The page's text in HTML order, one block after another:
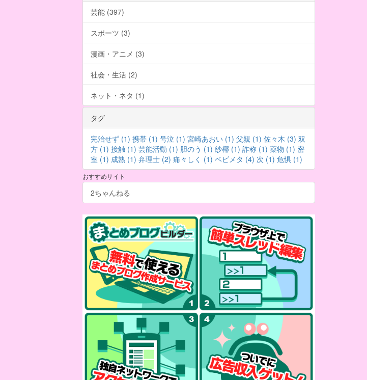
芸能 (397)
スポーツ (3)
漫画・アニメ (3)
社会・生活 (2)
ネット・ネタ (1)
タグ
完治せず (1) 携帯 (1) 号泣 (1) 宮崎あおい (1) 父親 (1) 佐々木 (3) 双
方 (1) 接触 (1) 芸能活動 (1) 胆のう (1) 紗椰 (1) 詐称 (1) 薬物 (1) 密
室 (1) 成熟 (1) 弁理士 (2) 痛々しく (1) ベビメタ (4) 次 (1) 危惧 (1)
おすすめサイト
2ちゃんねる